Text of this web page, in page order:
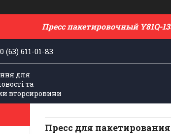
Пресс пакетировочный Y81Q-
(63) 611-01-83
для
та
вторсировини
Пресс для